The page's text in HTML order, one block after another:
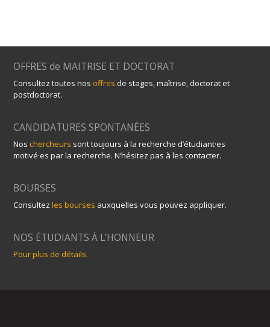
OFFRES de MAITRISE ET DOCTORAT
Consultez toutes nos offres de stages, maîtrise, doctorat et
postdoctorat.
CANDIDATURES SPONTANÉES
Noschercheurs sont toujours à la recherche d’étudiant·es
motivé·es par la recherche. N’hésitez pas à les contacter.
BOURSES
Consultezles bourses auxquelles vous pouvez appliquer.
NOS ÉTUDIANTS À L’HONNEUR
Pour plus de détails.